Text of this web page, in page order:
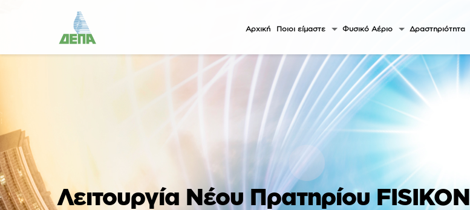
Αρχική Ποιοι είμαστε Φυσικό Αέριο Δραστηριότητα
Λειτουργία Νέου Πρατηρίου FISIKON